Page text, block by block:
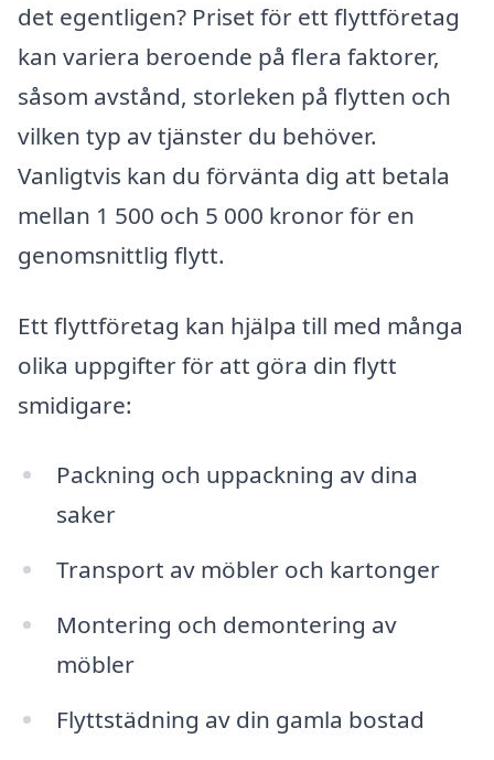
det egentligen? Priset för ett flyttföretag
kan variera beroende på flera faktorer,
såsom avstånd, storleken på flytten och
vilken typ av tjänster du behöver.
Vanligtvis kan du förvänta dig att betala
mellan 1 500 och 5 000 kronor för en
genomsnittlig flytt.
Ett flyttföretag kan hjälpa till med många
olika uppgifter för att göra din flytt
smidigare:
Packning och uppackning av dina
saker
Transport av möbler och kartonger
Montering och demontering av
möbler
Flyttstädning av din gamla bostad